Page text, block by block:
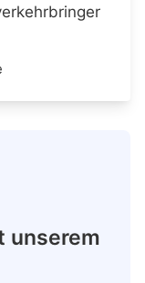
unserem